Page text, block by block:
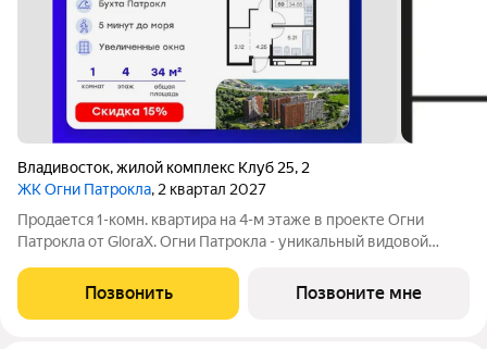
Владивосток,жилой комплекс Клуб 25, 2
ЖК Огни Патрокла, 2 квартал 2027
Продается 1-комн. квартира на 4-м этаже в проекте Огни
Патрокла от GloraX. Огни Патрокла - уникальный видовой
Владивостока. Общая площадь лота составляет 34,88 кв. м, из
которых 10,55 кв. м
Позвонить Позвоните мне